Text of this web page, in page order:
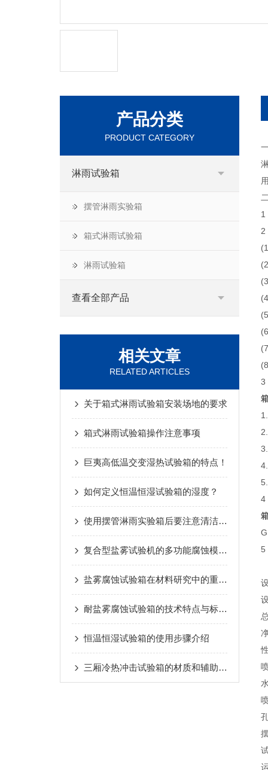
产品分类
PRODUCT CATEGORY
淋雨试验箱
摆管淋雨实验箱
箱式淋雨试验箱
淋雨试验箱
查看全部产品
相关文章
RELATED ARTICLES
关于箱式淋雨试验箱安装场地的要求
箱式淋雨试验箱操作注意事项
巨夷高低温交变湿热试验箱的特点！
如何定义恒温恒湿试验箱的湿度？
使用摆管淋雨实验箱后要注意清洁保养工作
复合型盐雾试验机的多功能腐蚀模拟技术
盐雾腐蚀试验箱在材料研究中的重要性
耐盐雾腐蚀试验箱的技术特点与标准符合性
恒温恒湿试验箱的使用步骤介绍
三厢冷热冲击试验箱的材质和辅助结构说明
1
2
3
4
5